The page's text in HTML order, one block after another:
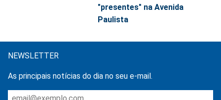
"presentes" na Avenida
Paulista
NEWSLETTER
As principais notícias do dia no seu e-mail.